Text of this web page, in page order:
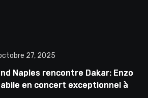
27, 2025
Naples rencontre Dakar: Enzo
en concert exceptionnel à